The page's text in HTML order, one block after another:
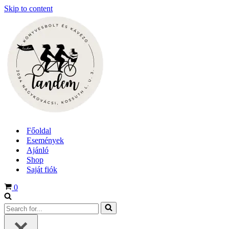
Skip to content
Főoldal
Események
Ajánló
Shop
Saját fiók
Cart
0
Search
for...